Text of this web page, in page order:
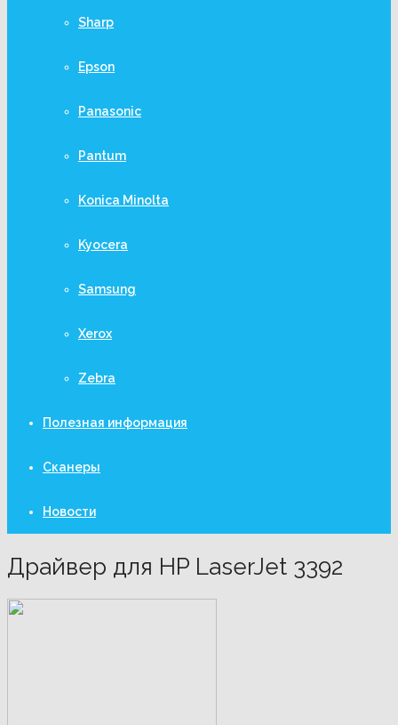
Sharp
Epson
Panasonic
Pantum
Konica Minolta
Kyocera
Samsung
Xerox
Zebra
Полезная информация
Сканеры
Новости
Драйвер для HP LaserJet 3392